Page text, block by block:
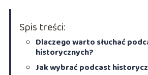
Spis treści:
Dlaczego warto słuchać
historycznych?
Jak wybrać podcast